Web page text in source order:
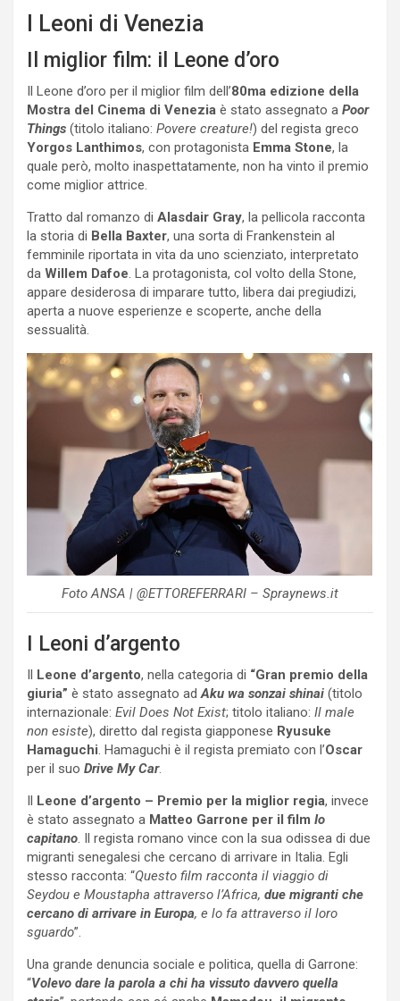
I Leoni di Venezia
Il miglior film: il Leone d’oro
Il Leone d’oro per il miglior film dell’80ma edizione della
Mostra del Cinema di Venezia è stato assegnato a Poor
Things (titolo italiano: Povere creature!) del regista greco
Yorgos Lanthimos, con protagonista Emma Stone, la
quale però, molto inaspettatamente, non ha vinto il premio
come miglior attrice.
Tratto dal romanzo di Alasdair Gray, la pellicola racconta
la storia di Bella Baxter, una sorta di Frankenstein al
femminile riportata in vita da uno scienziato, interpretato
da Willem Dafoe. La protagonista, col volto della Stone,
appare desiderosa di imparare tutto, libera dai pregiudizi,
aperta a nuove esperienze e scoperte, anche della
sessualità.
Foto ANSA | @ETTOREFERRARI – Spraynews.it
I Leoni d’argento
Leone d’argento, nella categoria di “Gran premio della
giuria” è stato assegnato adAku wa sonzai shinai (titolo
internazionale: Evil Does Not Exist; titolo italiano: Il male
non esiste), diretto dal regista giapponese Ryusuke
Hamaguchi. Hamaguchi è il regista premiato con l’Oscar
per il suo Drive My Car.
Leone d’argento – Premio per la miglior regia, invece
è stato assegnato a Matteo Garrone per il film Io
capitano. Il regista romano vince con la sua odissea di due
migranti senegalesi che cercano di arrivare in Italia. Egli
stesso racconta: “Questo film racconta il viaggio di
Seydou e Moustapha attraverso l’Africa, due migranti che
cercano di arrivare in Europa, e lo fa attraverso il loro
sguardo”.
Una grande denuncia sociale e politica, quella di Garrone:
“Volevo dare la parola a chi ha vissuto davvero quella